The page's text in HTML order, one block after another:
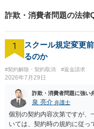
ます。
詐欺・消費者問題の法律
1
スクール規定変更
るのか
#契約解除・契約取消 #返金請求
2026年7月29日
詐欺・消費者問題に強い
泉 亮介 弁護士
個別の契約内容次第ですが、
いては、契約時の規約に従っ